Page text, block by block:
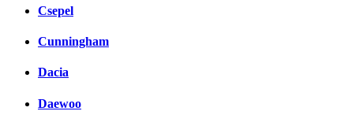
Csepel
Cunningham
Dacia
Daewoo